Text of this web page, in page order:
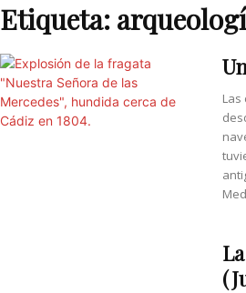
Etiqueta: